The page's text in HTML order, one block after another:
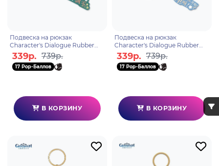
Подвеска на рюкзак
Character's Dialogue Rubber
Straps Kaedehara Kazuha
6975213682791
339р. 739р.
17 Pop-Баллов
В КОРЗИНУ
Подвеска на рюкзак
Character's Dialogue Rubber
Straps Barbara 6974696614336
339р. 739р.
17 Pop-Баллов
В КОРЗИНУ